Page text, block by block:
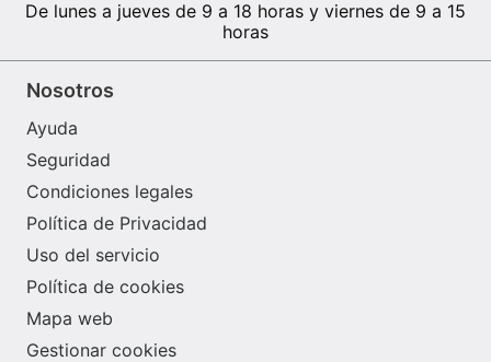
De lunes a jueves de 9 a 18 horas y viernes de 9 a 15
horas
Nosotros
Ayuda
Seguridad
Condiciones legales
Política de Privacidad
Uso del servicio
Política de cookies
Mapa web
Gestionar cookies